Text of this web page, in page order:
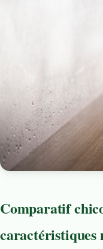
Comparatif
caractéristiques